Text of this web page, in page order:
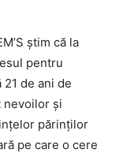
știm că la
pentru
de ani de
nevoilor și
părinților
pe care o cere